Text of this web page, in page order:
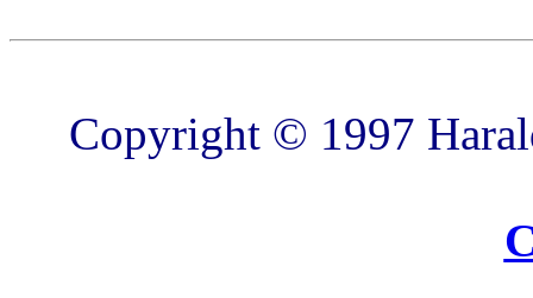
Copyright © 1997